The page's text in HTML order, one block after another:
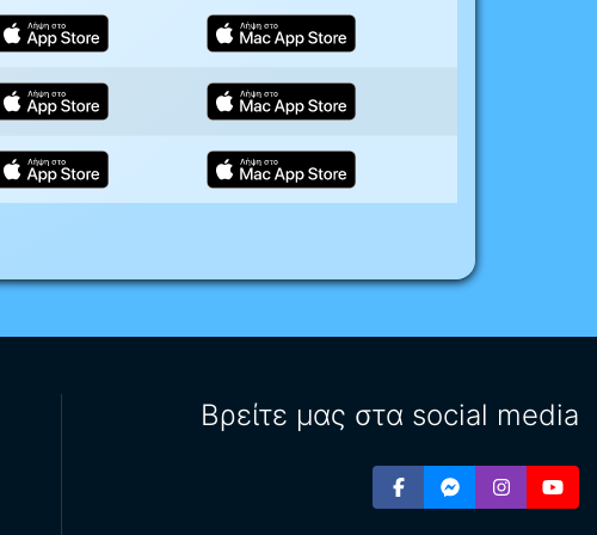
Βρείτε μας στα social media